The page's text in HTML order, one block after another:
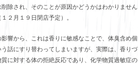
除され、そのことが原因かどうかはわかりません
２月１９日閉店予定）。
響から、これは香りに敏感なことで、体臭含め個
話にすり替わってしまいますが、実際は、香りづ
に対する体の拒絶反応であり、化学物質過敏症の